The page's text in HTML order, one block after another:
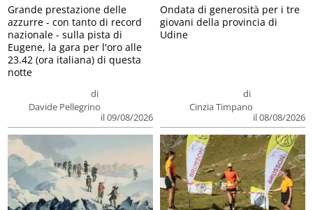
di
Davide Pellegrino
il 09/08/2026
Grande prestazione delle
azzurre - con tanto di record
nazionale - sulla pista di
Eugene, la gara per l'oro alle
23.42 (ora italiana) di questa
notte
di
Cinzia Timpano
il 08/08/2026
Ondata di generosità per i tre
giovani della provincia di
Udine